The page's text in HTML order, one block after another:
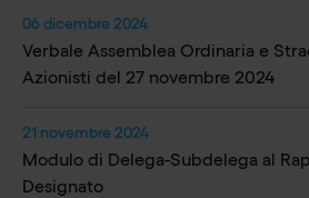
06 dicembre 2024
Verbale Assemblea Ordinaria e
Azionisti del 27 novembre 2024
21 novembre 2024
Modulo di Delega-Subdelega al
Designato